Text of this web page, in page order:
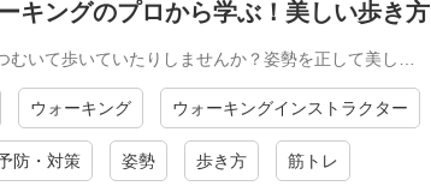
キングのプロから学ぶ！美しい歩き⽅
むいて歩いていたりしませんか？姿勢を正して美し…
ウォーキング ウォーキングインストラクター
防・対策 姿勢 歩き方 筋トレ